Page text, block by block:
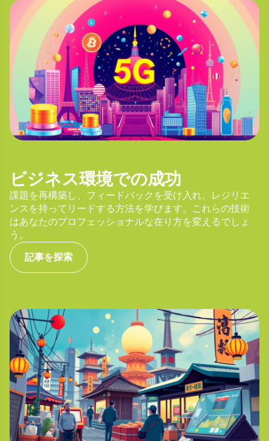
ビジネス環境での成功
課題を再構築し、フィードバックを受け入れ、レジリエ
ンスを持ってリードする方法を学びます。これらの技術
はあなたのプロフェッショナルな在り方を変えるでしょ
う。
記事を探索